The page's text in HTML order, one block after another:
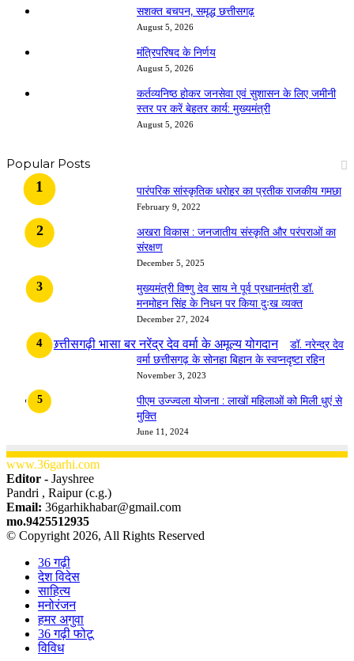
सशक्त बचपन, समृद्ध छत्तीसगढ़
August 5, 2026
मंत्रिपरिषद के निर्णय
August 5, 2026
कर्तव्यनिष्ठ होकर जनसेवा एवं सुशासन के लिए जमीनी
स्तर पर करें बेहतर कार्य: मुख्यमंत्री
August 5, 2026
Popular Posts
​​​​​​​पारंपरिक सांस्कृतिक धरोहर का प्रतीक राजकीय गमछा
February 9, 2022
अखरा विकास : जनजातीय संस्कृति और परंपराओं का
संरक्षण
December 5, 2025
मुख्यमंत्री विष्णु देव साय ने पूर्व प्रधानमंत्री डॉ.
मनमोहन सिंह के निधन पर किया दुःख व्यक्त
December 27, 2024
डॉ. नरेन्द्र देव
वर्मा छत्तीसगढ़ के सोनहा बिहान के स्वप्नदृष्टा रहिन
November 3, 2023
पीएम उज्ज्वला योजना : लाखों महिलाओं को मिली धुएं से
मुक्ति
June 11, 2024
www.36garhi.com
Editor - Jayshree
Pandri , Raipur (c.g.)
Email: 36garhikhabar@gmail.com
mo.9425512935
© Copyright 2026, All Rights Reserved
36 गढ़ी
देश विदेस
साहित्य
मनोरंजन
हमर अगुवा
36 गढ़ी फोटू
विविध